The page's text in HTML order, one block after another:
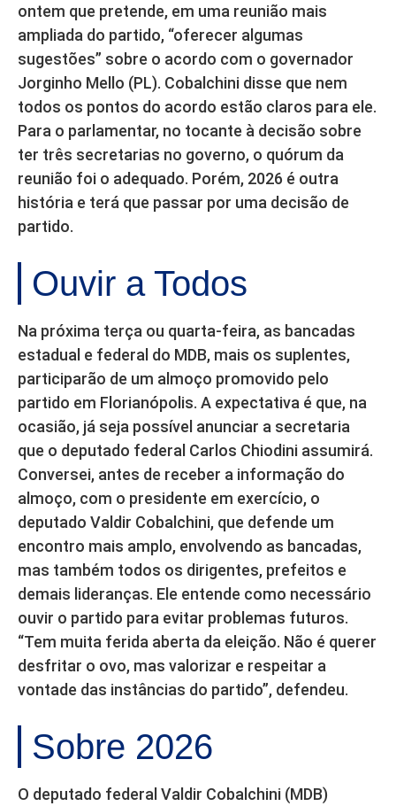
ontem que pretende, em uma reunião mais
ampliada do partido, “oferecer algumas
sugestões” sobre o acordo com o governador
Jorginho Mello (PL). Cobalchini disse que nem
todos os pontos do acordo estão claros para ele.
Para o parlamentar, no tocante à decisão sobre
ter três secretarias no governo, o quórum da
reunião foi o adequado. Porém, 2026 é outra
história e terá que passar por uma decisão de
partido.
Ouvir a Todos
Na próxima terça ou quarta-feira, as bancadas
estadual e federal do MDB, mais os suplentes,
participarão de um almoço promovido pelo
partido em Florianópolis. A expectativa é que, na
ocasião, já seja possível anunciar a secretaria
que o deputado federal Carlos Chiodini assumirá.
Conversei, antes de receber a informação do
almoço, com o presidente em exercício, o
deputado Valdir Cobalchini, que defende um
encontro mais amplo, envolvendo as bancadas,
mas também todos os dirigentes, prefeitos e
demais lideranças. Ele entende como necessário
ouvir o partido para evitar problemas futuros.
“Tem muita ferida aberta da eleição. Não é querer
desfritar o ovo, mas valorizar e respeitar a
vontade das instâncias do partido”, defendeu.
Sobre 2026
O deputado federal Valdir Cobalchini (MDB)